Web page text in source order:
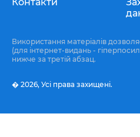
Використання матеріалів
(для інтернет-видань -
нижче за третій абзац.
� 2026, Усі права захищені.